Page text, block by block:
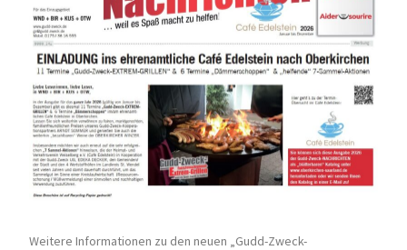
Weitere Informationen zu den neuen „Gudd-Zweck-